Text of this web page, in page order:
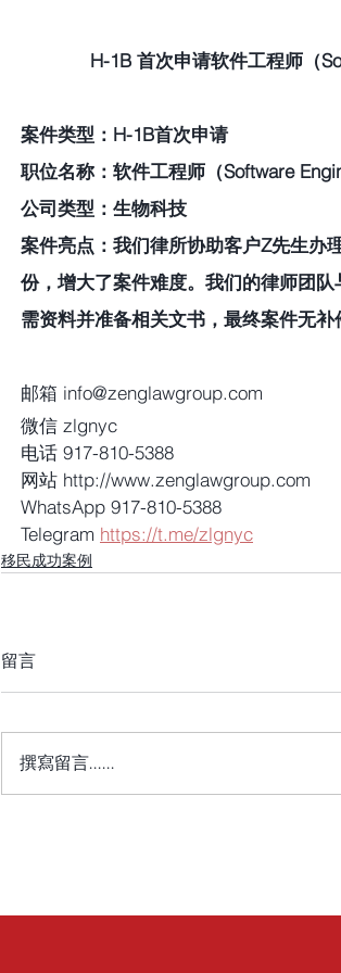
H-1B 首次申请软件工程师（
案件类型：H-1B首次申请
职位名称：软件工程师（Software
公司类型：生物科技
案件亮点：我们律所协助客户Z先生办
份，增大了案件难度。我们的律师团
需资料并准备相关文书，最终案件无补
邮箱 info@zenglawgroup.com
微信 zlgnyc
电话 917-810-5388
网站 http://www.zenglawgroup.com
WhatsApp 917-810-5388
Telegram https://t.me/zlgnyc
移民成功案例
留言
撰寫留言......